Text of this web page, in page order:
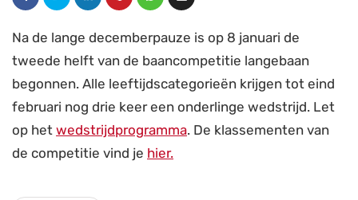
Na de lange decemberpauze is op 8 januari de
tweede helft van de baancompetitie langebaan
begonnen. Alle leeftijdscategorieën krijgen tot eind
februari nog drie keer een onderlinge wedstrijd. Let
op het wedstrijdprogramma. De klassementen van
de competitie vind je hier.